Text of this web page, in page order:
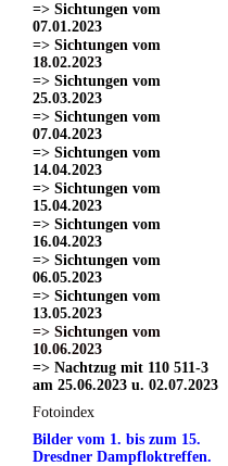
=> Sichtungen vom
07.01.2023
=> Sichtungen vom
18.02.2023
=> Sichtungen vom
25.03.2023
=> Sichtungen vom
07.04.2023
=> Sichtungen vom
14.04.2023
=> Sichtungen vom
15.04.2023
=> Sichtungen vom
16.04.2023
=> Sichtungen vom
06.05.2023
=> Sichtungen vom
13.05.2023
=> Sichtungen vom
10.06.2023
=> Nachtzug mit 110 511-3
am 25.06.2023 u. 02.07.2023
Fotoindex
Bilder vom 1. bis zum 15.
Dresdner Dampfloktreffen.